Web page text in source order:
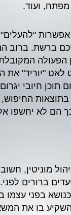
מפתח, ועוד.
"להעלים"
ברשת. ברוב
המקובלת
"יוריד" את
תוכן חיובי
בתוצאות
הם לא יחשפו
מוניטין,
ברורים
כנושא בפני
בו את